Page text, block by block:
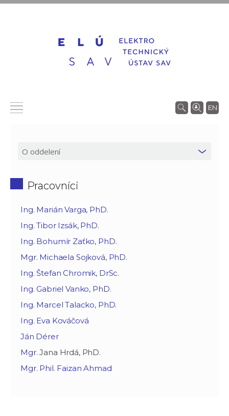
EN
Pracovníci
Ing. Marián Varga, PhD.
Ing. Tibor Izsák, PhD.
Ing. Bohumír Zaťko, PhD.
Mgr. Michaela Sojková, PhD.
Ing. Štefan Chromik, DrSc.
Ing. Gabriel Vanko, PhD.
Ing. Marcel Talacko, PhD.
Ing. Eva Kováčová
Ján Dérer
Mgr.Jana Hrdá, PhD.
Mgr. Phil. Faizan Ahmad